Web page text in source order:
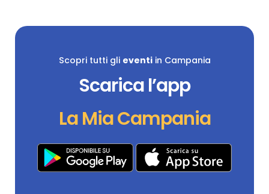
Scopri tutti gli eventiin Campania
Scarica l’app
La Mia Campania